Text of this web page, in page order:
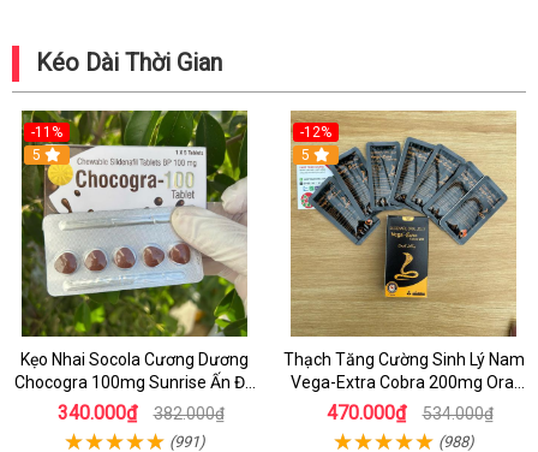
Kéo Dài Thời Gian
-11%
5
Kẹo Nhai Socola Cương Dương
Chocogra 100mg Sunrise Ấn Độ
Chính Hãng
340.000₫ 382.000₫
(991)
-12%
5
Thạch Tăng Cường Sinh Lý Nam
Vega-Extra Cobra 200mg Oral
Jelly (Hộp 7 Gói) – Tăng Cương
Cứng & Kéo Dài Thời Gian
470.000₫ 534.000₫
(988)